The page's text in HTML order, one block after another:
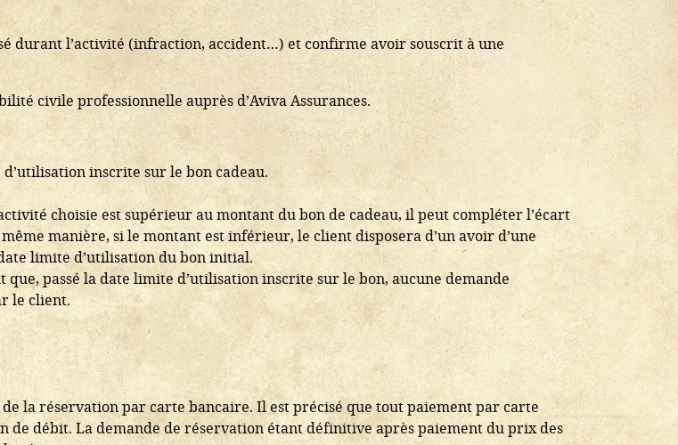
durant l’activité (infraction, accident…) et confirme avoir souscrit à une
civile professionnelle auprès d’Aviva Assurances.
inscrite sur le bon cadeau.
choisie est supérieur au montant du bon de cadeau, il peut compléter l’écart
manière, si le montant est inférieur, le client disposera d’un avoir d’une
limite d’utilisation du bon initial.
passé la date limite d’utilisation inscrite sur le bon, aucune demande
le client.
la réservation par carte bancaire. Il est précisé que tout paiement par carte
de débit. La demande de réservation étant définitive après paiement du prix des